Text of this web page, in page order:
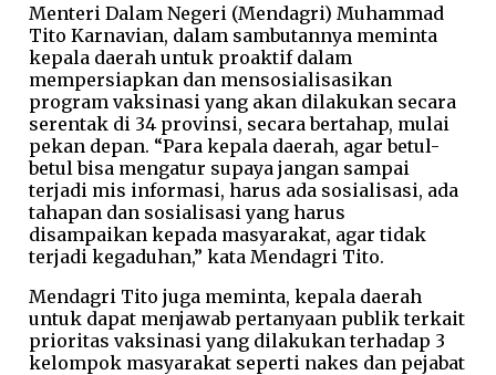
Menteri Dalam Negeri (Mendagri) Muhammad
Tito Karnavian, dalam sambutannya meminta
kepala daerah untuk proaktif dalam
mempersiapkan dan mensosialisasikan
program vaksinasi yang akan dilakukan secara
serentak di 34 provinsi, secara bertahap, mulai
pekan depan. “Para kepala daerah, agar betul-
betul bisa mengatur supaya jangan sampai
terjadi mis informasi, harus ada sosialisasi, ada
tahapan dan sosialisasi yang harus
disampaikan kepada masyarakat, agar tidak
terjadi kegaduhan,” kata Mendagri Tito.
Mendagri Tito juga meminta, kepala daerah
untuk dapat menjawab pertanyaan publik terkait
prioritas vaksinasi yang dilakukan terhadap 3
kelompok masyarakat seperti nakes dan pejabat